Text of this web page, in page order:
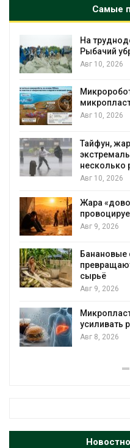
Самые
На труднодоступном
Рыбачий убрали три
Авг 10, 2026
Микророботы
микропластика из
Авг 10, 2026
Тайфун, жара, засуха
экстремальная погода
несколько регионов
Авг 10, 2026
Жара «доводит» до
провоцирует убийство
Авг 9, 2026
Банановые стебли в
превращают в
сырьё
Авг 9, 2026
Микропластик из
усиливать риск
Авг 8, 2026